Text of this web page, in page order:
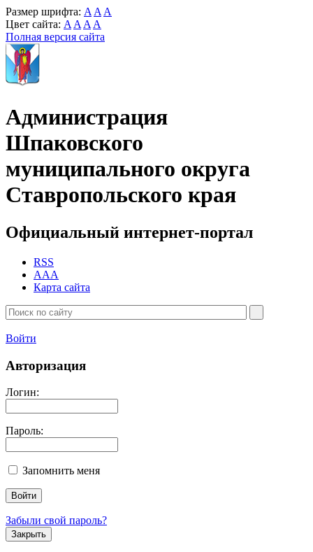
Размер шрифта: A A A
Цвет сайта: A A A A
Полная версия сайта
Администрация
Шпаковского
муниципального округа
Ставропольского края
Официальный интернет-портал
RSS
AAA
Карта сайта
Войти
Авторизация
Логин:
Пароль:
Запомнить меня
Забыли свой пароль?
Закрыть